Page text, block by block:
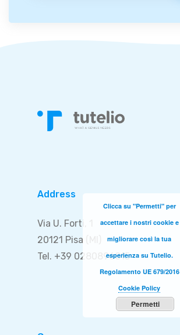
Address
Via U. Forti, 1
20121 Pisa (MI)
Tel. +39 0280896815
Clicca su "Permetti" per
accettare i nostri cookie e
migliorare così la tua
esperienza su Tutelio.
Regolamento UE 679/2016
Cookie Policy
Permetti